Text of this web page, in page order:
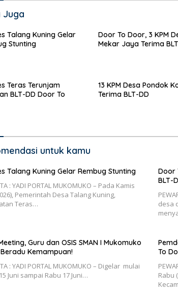
Juga
Talang Kuning Gelar
Stunting
Door To Door, 3 KPM
Mekar Jaya Terima
Teras Terunjam
BLT-DD Door To
13 KPM Desa Pondok
Terima BLT-DD
untuk kamu
Talang Kuning Gelar Rembug Stunting
: YADI PORTAL MUKOMUKO – Pada Kamis
Pemerintah Desa Talang Kuning,
Teras…
Door
BLT-
desa
Guru dan OSIS SMAN I Mukomuko
Kemampuan!
: YADI PORTAL MUKOMUKO – Digelar mulai
Juni sampai Rabu 17 Juni…
To
Rabu